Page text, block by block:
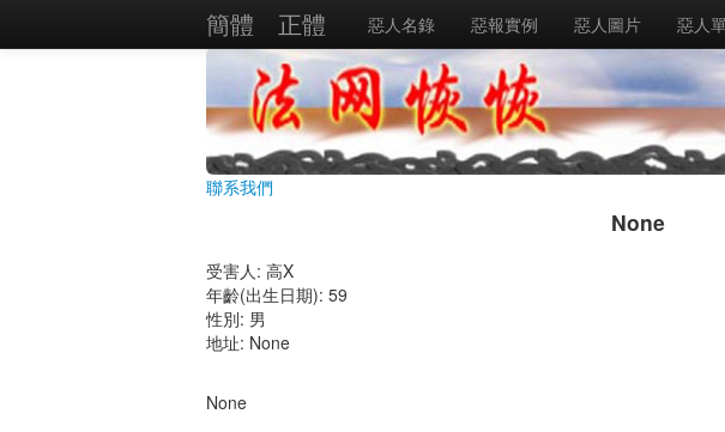
簡體 正體 惡人名錄 惡報實例 惡人圖片 惡人
聯系我們
None
受害人: 高X
年齡(出生日期): 59
性別: 男
地址: None
None